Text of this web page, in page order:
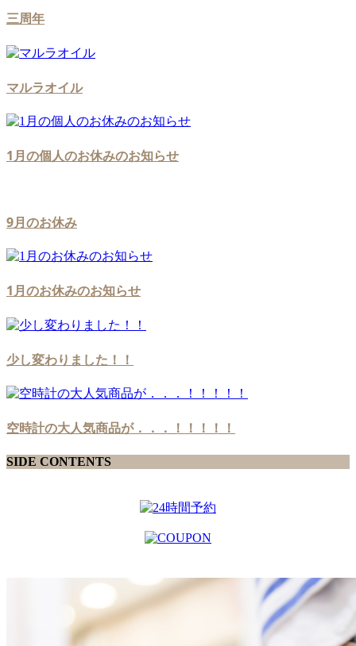
三周年
マルラオイル
1月の個人のお休みのお知らせ
9月のお休み
1月のお休みのお知らせ
少し変わりました！！
空時計の大人気商品が．．．！！！！！
SIDE CONTENTS